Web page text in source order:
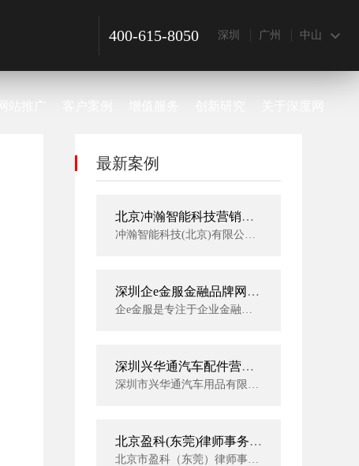
深圳 广州 中山
400-615-8050
最新案例
北京冲瀚智能科技营销型网站建设案例
冲瀚智能科技(北京)有限公司，总部位于北京， 是一家专注于定位系统， 服务于智慧学校智慧工厂智慧城市的高新技术企业，自成立以来，先后取得计算机软件系统专利十几项，实用新型专利7项，获得“诚信经营示范单位“AAA级信用企业称号”等多项荣誉。
深圳企e金服金融品牌网站建设案例
企e金服是专注于企业金融服务的互联网金融服务平台，现由深圳市前海拜特互联网金融服务有限公司运营。
深圳兴华通汽车配件营销网站建设案例
深圳市兴华通汽车用品有限公司成立于2002年，我公司现拥有40名玻璃功能膜工程师、30名高级贴膜技师以及20多名专业的市场营销团队。
北京盈科(东莞)律师事务所网站建设案例
北京市盈科（东莞）律师事务所成立于2016年,是一家以法律顾问|刑事辩护|合同纠纷|知识产权|投融资,为主导的律师事务所。